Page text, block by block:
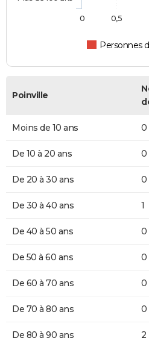
Personnes
0 0,5
Poinville
Moins de 10 ans 0
De 10 à 20 ans 0
De 20 à 30 ans 0
De 30 à 40 ans 1
De 40 à 50 ans 0
De 50 à 60 ans 0
De 60 à 70 ans 0
De 70 à 80 ans 0
De 80 à 90 ans 2